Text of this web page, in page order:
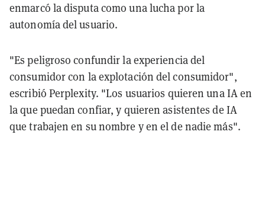
enmarcó la disputa como una lucha por la
autonomía del usuario.
"Es peligroso confundir la experiencia del
consumidor con la explotación del consumidor",
escribió Perplexity. "Los usuarios quieren una IA en
la que puedan confiar, y quieren asistentes de IA
que trabajen en su nombre y en el de nadie más".